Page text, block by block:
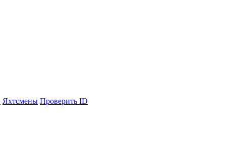
Яхтсмены Проверить ID